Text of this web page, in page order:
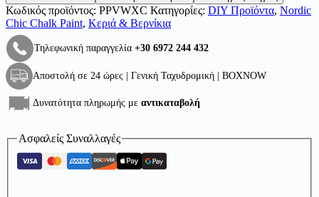
Κωδικός προϊόντος: PPVWXC Κατηγορίες: DIY Προϊόντα, Nordic
Chic Chalk Paint, Κεριά & Βερνίκια
Τηλεφωνική παραγγελία +30 6972 244 432
Αποστολή σε 24 ώρες | Γενική Ταχυδρομική | BOXNOW
Δυνατότητα πληρωμής με αντικαταβολή
Ασφαλείς Συναλλαγές